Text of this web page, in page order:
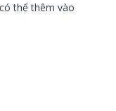
thể thêm vào